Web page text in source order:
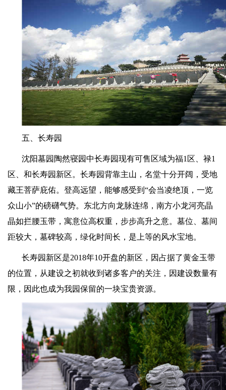
五、长寿园
沈阳墓园陶然寝园中长寿园现有可售区域为福1 区、禄1
区、和长寿园新区。长寿园背靠主山，名堂十分开阔，受地
藏王菩萨庇佑。登高远望，能够感受到 “会当凌绝顶，一览
众山小”的磅礴气势。东北方向龙脉连绵，南方小龙河亮晶
晶如拦腰玉带，寓意位高权重，步步高升之意。墓位、墓间
距较大，墓碑较高，绿化时间长，是上等的风水宝地。
长寿园新区是2018年10开盘的新区，因占据了黄金玉带
的位置，从建设之初就收到诸多客户的关注，因建设数量有
限，因此也成为我园保留的一块宝贵资源。